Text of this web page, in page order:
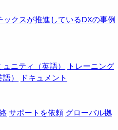
クスが推進しているDXの事例
ュニティ（英語）
トレーニング
）
ドキュメント
サポートを依頼 グローバル拠